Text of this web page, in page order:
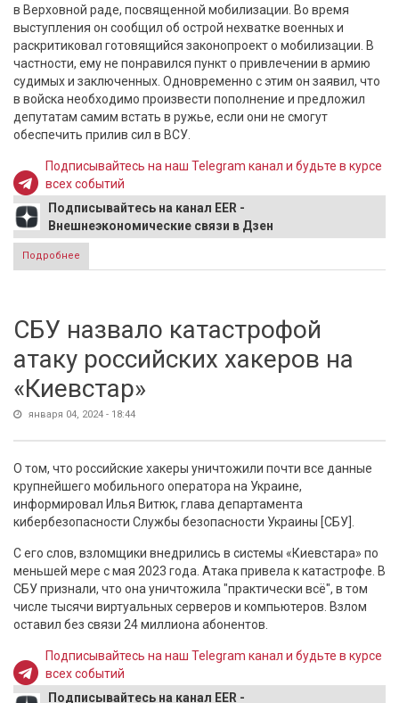
в Верховной раде, посвященной мобилизации. Во время
выступления он сообщил об острой нехватке военных и
раскритиковал готовящийся законопроект о мобилизации. В
частности, ему не понравился пункт о привлечении в армию
судимых и заключенных. Одновременно с этим он заявил, что
в войска необходимо произвести пополнение и предложил
депутатам самим встать в ружье, если они не смогут
обеспечить прилив сил в ВСУ.
Подписывайтесь на наш Telegram канал и будьте в курсе
всех событий
Подписывайтесь на канал EER -
Внешнеэкономические связи в Дзен
Подробнее
"Кем мне воевать?"
СБУ назвало катастрофой
атаку российских хакеров на
«Киевстар»
января 04, 2024 - 18:44
О том, что российские хакеры уничтожили почти все данные
крупнейшего мобильного оператора на Украине,
информировал Илья Витюк, глава департамента
кибербезопасности Службы безопасности Украины [СБУ].
С его слов, взломщики внедрились в системы «Киевстара» по
меньшей мере с мая 2023 года. Атака привела к катастрофе. В
СБУ признали, что она уничтожила "практически всё", в том
числе тысячи виртуальных серверов и компьютеров. Взлом
оставил без связи 24 миллиона абонентов.
Подписывайтесь на наш Telegram канал и будьте в курсе
всех событий
Подписывайтесь на канал EER -